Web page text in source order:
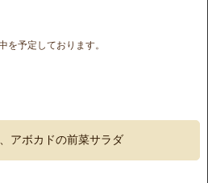
を予定しております。
アボカドの前菜サラダ